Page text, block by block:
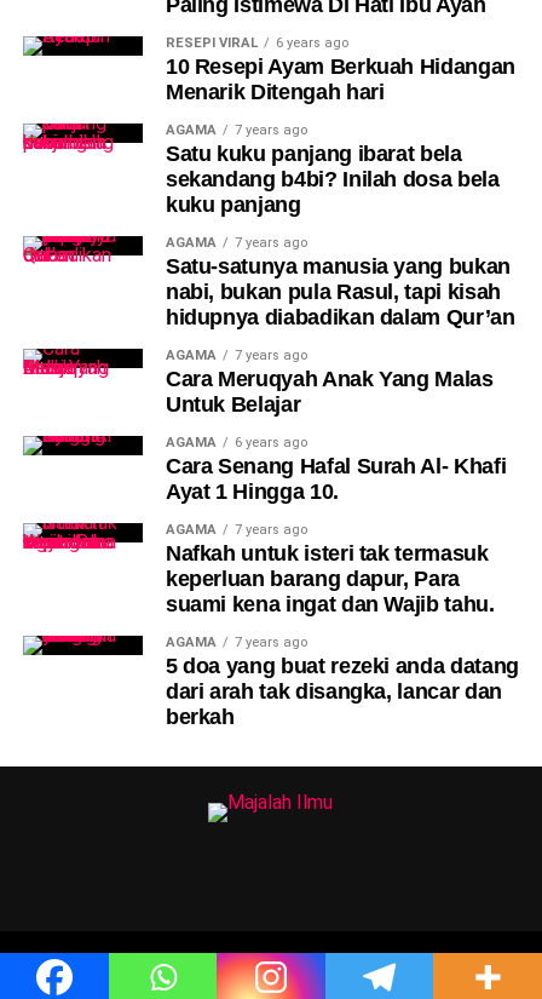
Paling Istimewa Di Hati Ibu Ayah
RESEPI VIRAL 6 years ago
10 Resepi Ayam Berkuah Hidangan
Menarik Ditengah hari
AGAMA 7 years ago
Satu kuku panjang ibarat bela
sekandang b4bi? Inilah dosa bela
kuku panjang
AGAMA 7 years ago
Satu-satunya manusia yang bukan
nabi, bukan pula Rasul, tapi kisah
hidupnya diabadikan dalam Qur’an
AGAMA 7 years ago
Cara Meruqyah Anak Yang Malas
Untuk Belajar
AGAMA 6 years ago
Cara Senang Hafal Surah Al- Khafi
Ayat 1 Hingga 10.
AGAMA 7 years ago
Nafkah untuk isteri tak termasuk
keperluan barang dapur, Para
suami kena ingat dan Wajib tahu.
AGAMA 7 years ago
5 doa yang buat rezeki anda datang
dari arah tak disangka, lancar dan
berkah
2024 Majalah Ilmu © Hak Cipta Terpelihara.